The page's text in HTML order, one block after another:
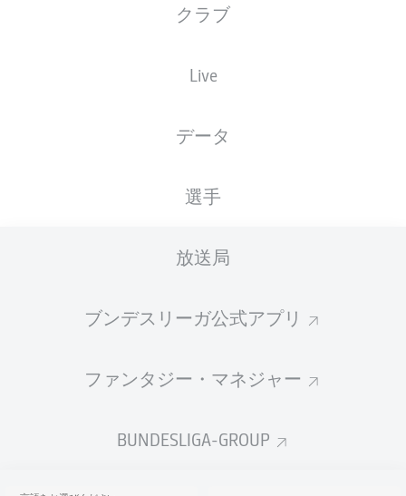
クラブ
Live
データ
選手
放送局
ブンデスリーガ公式アプリ
ファンタジー・マネジャー
BUNDESLIGA-GROUP